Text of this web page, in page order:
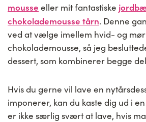
mousse eller mit fantastiske
chokolademousse tårn. Denne
ved at vælge imellem hvid- og
chokolademousse, så jeg
dessert, som kombinerer begge
Hvis du gerne vil lave en
imponerer, kan du kaste dig ud i
er ikke særlig svært at lave, hvis